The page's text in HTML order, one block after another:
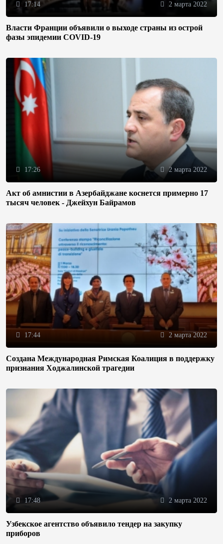
17:14 2 марта 2022
Власти Франции объявили о выходе страны из острой
фазы эпидемии COVID-19
17:26 2 марта 2022
Акт об амнистии в Азербайджане коснется примерно 17
тысяч человек - Джейхун Байрамов
17:44 2 марта 2022
Создана Международная Римская Коалиция в поддержку
признания Ходжалинской трагедии
17:48 2 марта 2022
Узбекское агентство объявило тендер на закупку
приборов